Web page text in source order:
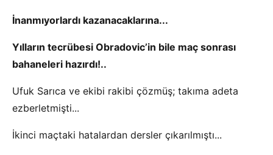
İnanmıyorlardı kazanacaklarına...
Yılların tecrübesi Obradovic’in bile maç sonrası
bahaneleri hazırdı!..
Ufuk Sarıca ve ekibi rakibi çözmüş; takıma adeta
ezberletmişti...
İkinci maçtaki hatalardan dersler çıkarılmıştı...